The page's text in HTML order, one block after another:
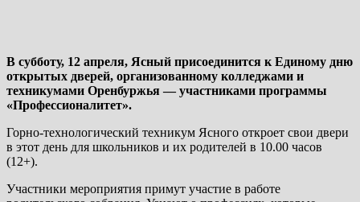
В субботу, 12 апреля, Ясный присоединится к Единому дню
открытых дверей, организованному колледжами и
техникумами Оренбуржья — участниками программы
«Профессионалитет».
Горно-технологический техникум Ясного откроет свои двери
в этот день для школьников и их родителей в 10.00 часов
(12+).
Участники мероприятия примут участие в работе